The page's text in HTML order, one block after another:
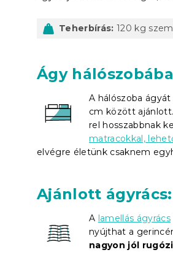
Teherbírás: 120 kg
Ágy hálószobába
A hálószoba
cm között
rel hosszabbnak
matracokkal,
elvégre életünk csaknem
Ajánlott
A lamellás ágyrács
nyújthat a
nagyon jól